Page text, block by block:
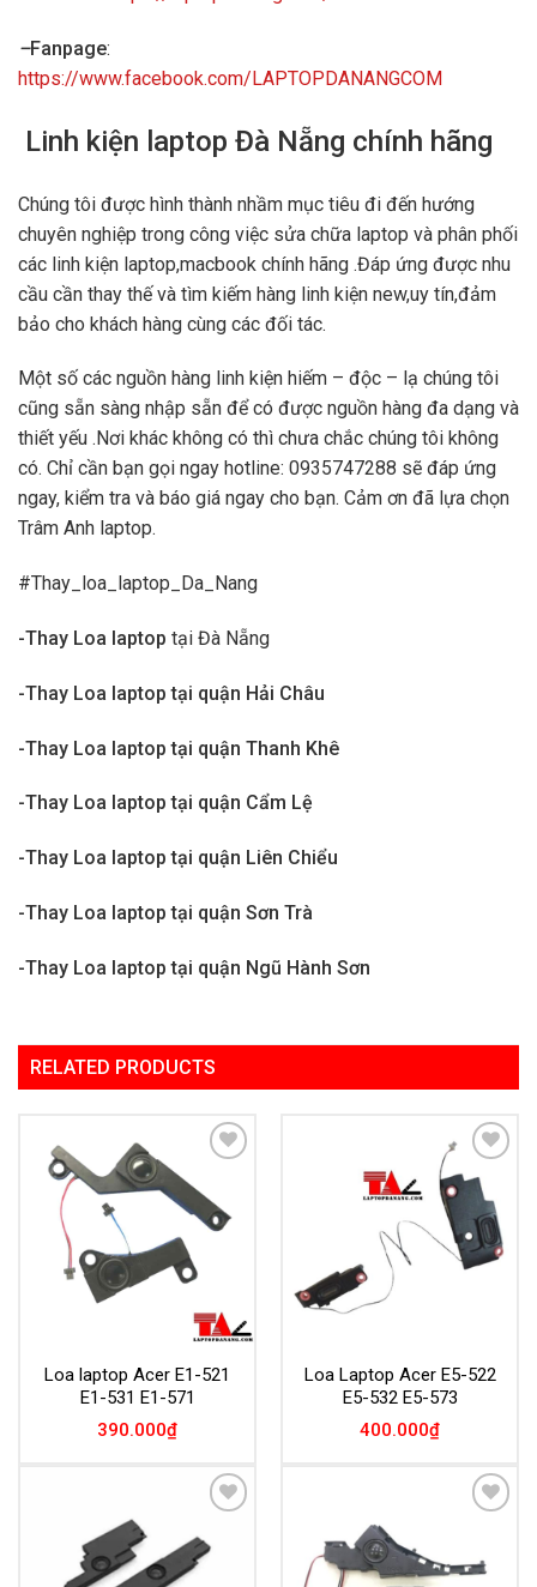
–Fanpage:
https://www.facebook.com/LAPTOPDANANGCOM
Linh kiện laptop Đà Nẵng chính hãng
Chúng tôi được hình thành nhầm mục tiêu đi đến hướng
chuyên nghiệp trong công việc sửa chữa laptop và phân phối
các linh kiện laptop,macbook chính hãng .Đáp ứng được nhu
cầu cần thay thế và tìm kiếm hàng linh kiện new,uy tín,đảm
bảo cho khách hàng cùng các đối tác.
Một số các nguồn hàng linh kiện hiếm – độc – lạ chúng tôi
cũng sẵn sàng nhập sẵn để có được nguồn hàng đa dạng và
thiết yếu .Nơi khác không có thì chưa chắc chúng tôi không
có. Chỉ cần bạn gọi ngay hotline: 0935747288 sẽ đáp ứng
ngay, kiểm tra và báo giá ngay cho bạn. Cảm ơn đã lựa chọn
Trâm Anh laptop.
#Thay_loa_laptop_Da_Nang
-Thay Loa laptop tại Đà Nẵng
-Thay Loa laptop tại quận Hải Châu
-Thay Loa laptop tại quận Thanh Khê
-Thay Loa laptop tại quận Cẩm Lệ
-Thay Loa laptop tại quận Liên Chiểu
-Thay Loa laptop tại quận Sơn Trà
-Thay Loa laptop tại quận Ngũ Hành Sơn
RELATED PRODUCTS
Wishlist
Loa laptop Acer E1-521
E1-531 E1-571
390.000₫
Add to
Wishlist
Loa Laptop Acer E5-522
E5-532 E5-573
400.000₫
Wishlist